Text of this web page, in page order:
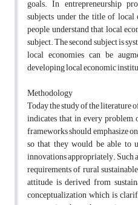
goals. In entrepreneurship
subjects under the title of
people understand that local
subject. The second subject is
local economies can be
developing local economic
Methodology
Today the study of the literature
indicates that in every
frameworks should emphasize
so that they would be able to
innovations appropriately. Such
requirements of rural
attitude is derived from
conceptualization which is